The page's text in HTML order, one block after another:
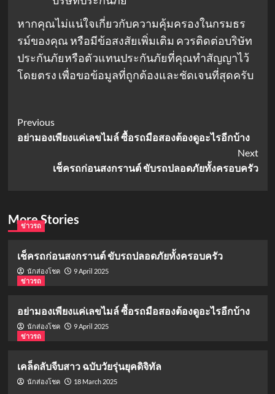
หากคุณไม่แน่ใจเกี่ยวกับความคุ้มครองในกรมธร
รม์ของคุณ หรือมีข้อสงสัยเพิ่มเติม ควรติดต่อบริษัท
ประกันภัยหรือตัวแทนประกันภัยที่คุณทำสัญญาไว้
โดยตรง เพื่อขอข้อมูลที่ถูกต้องและชัดเจนที่สุดครับ
Post
Navigation
Previous
อย่ามองเพียงแค่เลขไมล์ ซื้อรถมือสองต้องดูอะไรอีกบ้าง
Next
เช็ครถก่อนสงกรานต์ ขับรถปลอดภัยทั้งครอบครัว
More Stories
ข่าวรถ
เช็ครถก่อนสงกรานต์ ขับรถปลอดภัยทั้งครอบครัว
นักส่องโชค
9 April 2025
ข่าวรถ
อย่ามองเพียงแค่เลขไมล์ ซื้อรถมือสองต้องดูอะไรอีกบ้าง
นักส่องโชค
9 April 2025
ข่าวรถ
เคล็ดลับจีบสาว ฉบับวัยรุ่นยุคดิจิทัล
นักส่องโชค 18 March 2025